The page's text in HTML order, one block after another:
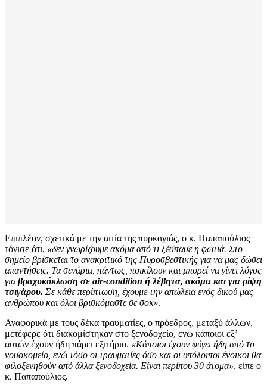
Επιπλέον, σχετικά με την αιτία της πυρκαγιάς, ο κ. Παπαπούλιος
τόνισε ότι, «δεν γνωρίζουμε ακόμα από τι ξέσπασε η φωτιά. Στο
σημείο βρίσκεται το ανακριτικό της Πυροσβεστικής για να μας δώσει
απαντήσεις. Τα σενάρια, πάντως, ποικίλουν και μπορεί να γίνει λόγος
γιαβραχυκύκλωση σε air-condition ή λέβητα, ακόμα και για ρίψη
τσιγάρου. Σε κάθε περίπτωση, έχουμε την απώλεια ενός δικού μας
ανθρώπου και όλοι βρισκόμαστε σε σοκ».
Αναφορικά με τους δέκα τραυματίες, ο πρόεδρος, μεταξύ άλλων,
μετέφερε ότι διακομίστηκαν στο ξενοδοχείο, ενώ κάποιοι εξ’
αυτών έχουν ήδη πάρει εξιτήριο. «Κάποιοι έχουν φύγει ήδη από το
νοσοκομείο, ενώ τόσο οι τραυματίες όσο και οι υπόλοιποι ένοικοι θα
φιλοξενηθούν από άλλα ξενοδοχεία. Είναι περίπου 30 άτομα», είπε ο
κ. Παπαπούλιος.